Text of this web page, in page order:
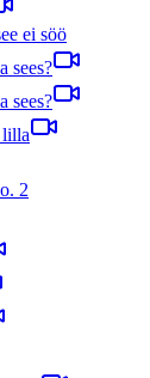
ei söö
sees?
sees?
2